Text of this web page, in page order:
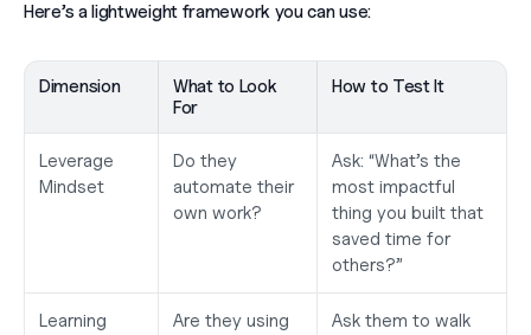
Here’s a lightweight framework you can use:
Dimension
What to Look
For
How to Test It
Leverage
Mindset
Do they
automate their
own work?
Ask: “What’s the
most impactful
thing you built that
saved time for
others?”
Learning
Are they using
Ask them to walk